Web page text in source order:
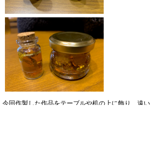
今回作製した作品をテーブルや机の上に飾り、遠い